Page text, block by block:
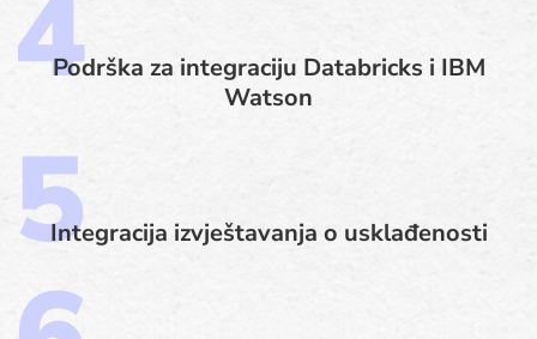
Podrška za integraciju Databricks i IBM
Watson
Integracija izvještavanja o usklađenosti